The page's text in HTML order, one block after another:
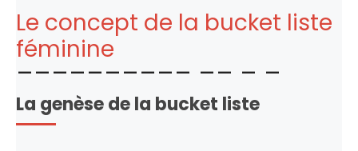
Le concept de la bucket liste
féminine
La genèse de la bucket liste